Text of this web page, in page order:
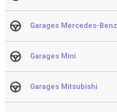
Garages Mercedes-Benz
Garages Mini
Garages Mitsubishi